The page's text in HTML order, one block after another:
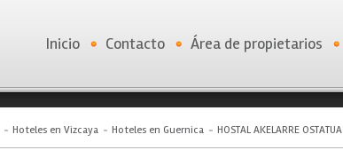
Inicio Contacto Área de propietarios
Hoteles en Vizcaya Hoteles en Guernica HOSTAL AKELARRE OSTATUA